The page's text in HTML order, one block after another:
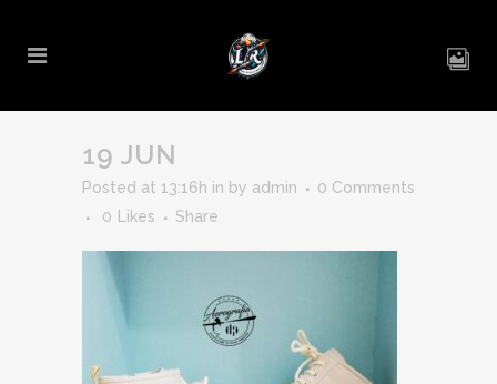
19 JUN
Posted at 13:16h in by admin
0 Comments
0
Likes Share